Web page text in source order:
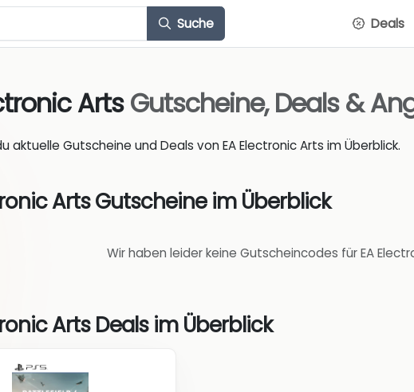
Suche Deals
ArtsGutscheine, Deals &
aktuelle Gutscheine und Deals von EA Electronic Arts im Überblick.
Arts Gutscheine im Überblick
Wir haben leider keine Gutscheincodes für EA
Arts Deals im Überblick